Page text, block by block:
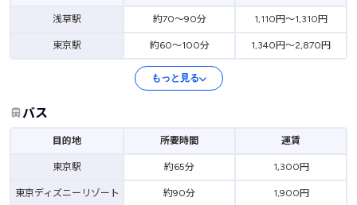
浅草駅 約70～90分 1,110円～1,310円
東京駅 約60～100分 1,340円～2,870円
もっと見る
バス
目的地 所要時間 運賃
東京駅 約65分 1,300円
東京ディズニーリゾート 約90分 1,900円